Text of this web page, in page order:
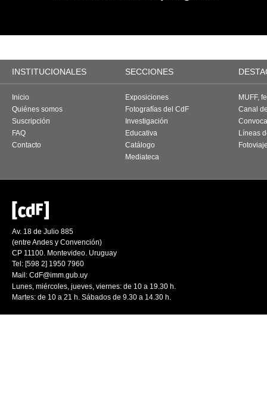
INSTITUCIONALES SECCIONES
Inicio
Quiénes somos
Suscripción
FAQ
Contacto
Exposiciones
Fotografías del CdF
Investigación
Educativa
Catálogo
Mediateca
MUFF,
Canal
Líneas
Av. 18 de Julio 885
(entre Andes y Convención)
CP 11100. Montevideo. Uruguay
Tel: [598 2] 1950 7960
Mail: CdF@imm.gub.uy
Lunes, miércoles, jueves, viernes: de 10 a 19.30 h.
Martes: de 10 a 21 h. Sábados de 9.30 a 14.30 h.